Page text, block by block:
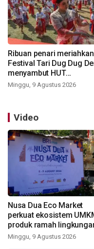
Ribuan penari meriahkan
Festival Tari Dug Dug
menyambut HUT
Kemerdekaan
Minggu, 9 Agustus 2026
Video
Nusa Dua Eco Market
perkuat ekosistem
produk ramah
Minggu, 9 Agustus 2026